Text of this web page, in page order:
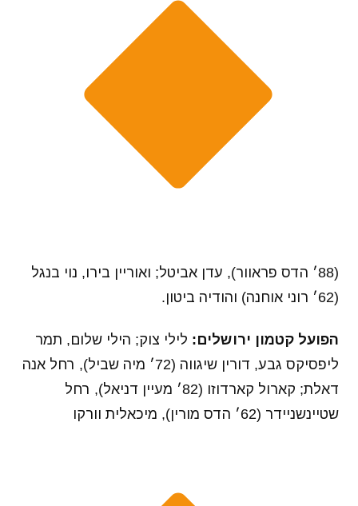
(88׳ הדס פראוור), עדן אביטל; ואוריין בירו, נוי בנגל
(62׳ רוני אוחנה) והודיה ביטון.
הפועל קטמון ירושלים: לילי צוק; הילי שלום, תמר
ליפסיקס גבע, דורין שיגווה (72׳ מיה שביל), רחל אנה
דאלת; קארול קארדוזו (82׳ מעיין דניאל), רחל
שטיינשניידר (62׳ הדס מורין), מיכאלית וורקו